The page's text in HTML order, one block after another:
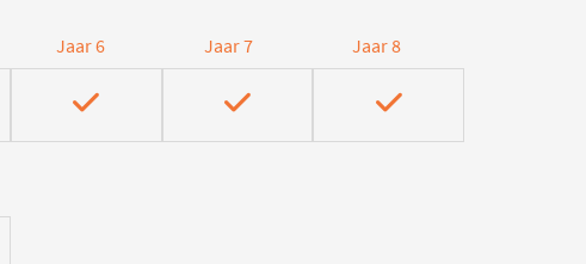
Jaar 6 Jaar 7 Jaar 8